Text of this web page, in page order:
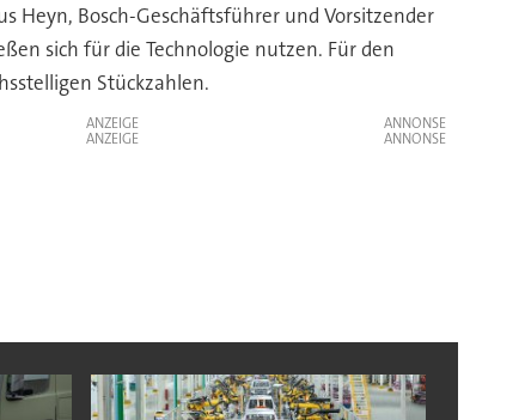
Heyn, Bosch-Geschäftsführer und Vorsitzender
sich für die Technologie nutzen. Für den
Stückzahlen.
ANZEIGE
ANZEIGE